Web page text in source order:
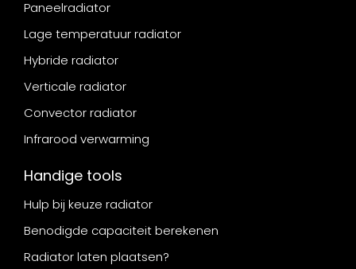
Paneelradiator
Lage temperatuur radiator
Hybride radiator
Verticale radiator
Convector radiator
Infrarood verwarming
Handige tools
Hulp bij keuze radiator
Benodigde capaciteit berekenen
Radiator laten plaatsen?